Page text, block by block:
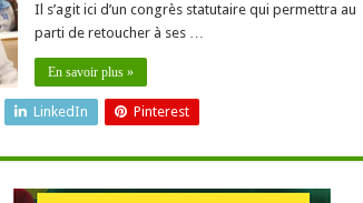
A
quoi
?
Il s’agit ici d’un congrès statutaire qui permettra au
parti de retoucher à ses …
En savoir plus »
LinkedIn Pinterest